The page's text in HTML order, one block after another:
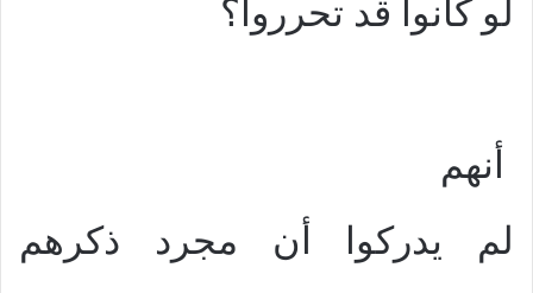
لو كانوا قد تحرروا؟
أنهم
لم يدركوا أن مجرد ذكرهم